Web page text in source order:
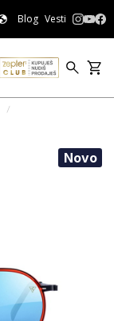
Blog Vesti
Novo